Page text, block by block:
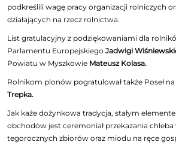
podkreślili wagę pracy organizacji rolniczych
działających na rzecz rolnictwa.
List gratulacyjny z podziękowaniami dla
Parlamentu EuropejskiegoJadwigi
Powiatu w Myszkowie Mateusz Kolasa.
Rolnikom plonów pogratulował także Poseł na
Trepka.
Jak każe dożynkowa tradycja, stałym
obchodów jest ceremoniał przekazania
tegorocznych zbiorów oraz miodu na ręce